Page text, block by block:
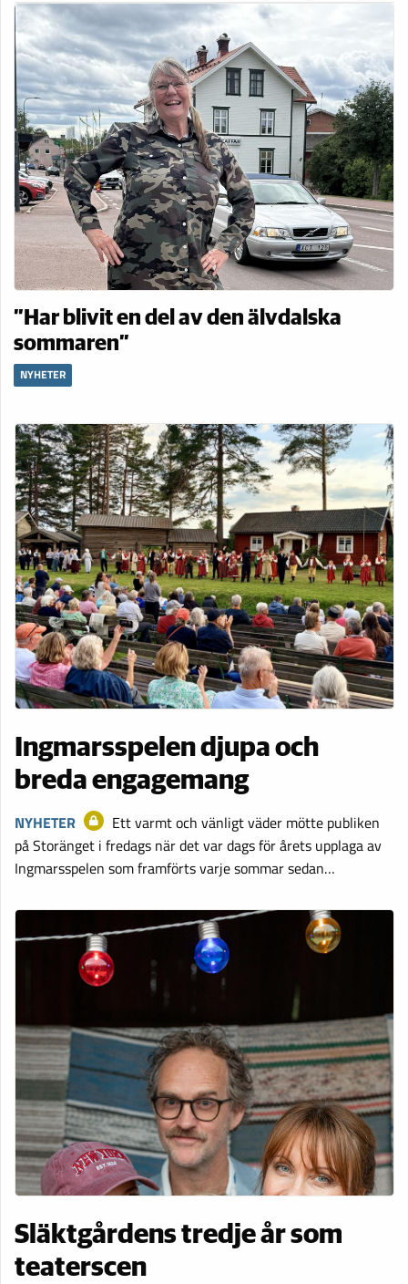
”Har blivit en del av den älvdalska
sommaren”
NYHETER
Ingmarsspelen djupa och
breda engagemang
NYHETER
Ett varmt och vänligt väder mötte publiken
på Storänget i fredags när det var dags för årets upplaga av
Ingmarsspelen som framförts varje sommar sedan…
Släktgårdens tredje år som
teaterscen